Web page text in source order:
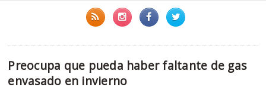
Preocupa que pueda haber faltante de gas
envasado en invierno